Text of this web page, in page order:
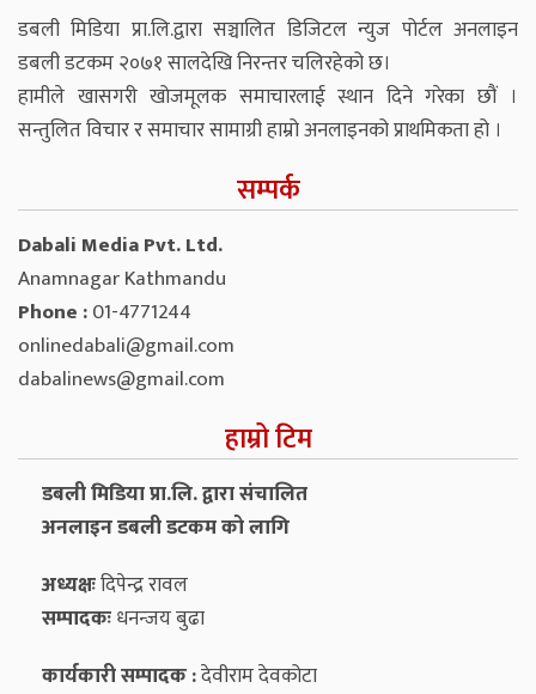
डबली मिडिया प्रा.लि.द्वारा सञ्चालित डिजिटल न्युज पोर्टल अनलाइन
डबली डटकम २०७१ सालदेखि निरन्तर चलिरहेको छ।
हामीले खासगरी खोजमूलक समाचारलाई स्थान दिने गरेका छौं ।
सन्तुलित विचार र समाचार सामाग्री हाम्रो अनलाइनको प्राथमिकता हो ।
सम्पर्क
Dabali Media Pvt. Ltd.
Anamnagar Kathmandu
Phone :01-4771244
onlinedabali@gmail.com
dabalinews@gmail.com
हाम्रो टिम
डबली मिडिया प्रा.लि. द्वारा संचालित
अनलाइन डबली डटकम को लागि
अध्यक्षःदिपेन्द्र रावल
सम्पादकःधनन्‍जय बुढा
कार्यकारी सम्पादक :देवीराम देवकोटा